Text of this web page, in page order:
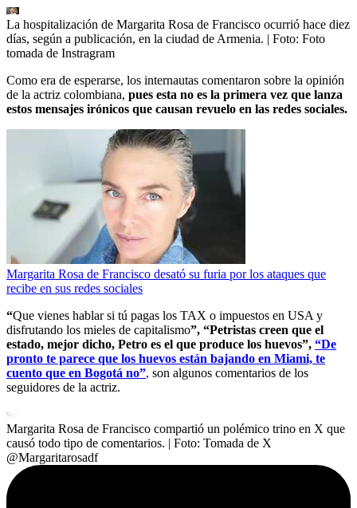
La hospitalización de Margarita Rosa de Francisco ocurrió hace diez
días, según a publicación, en la ciudad de Armenia. | Foto: Foto
tomada de Instragram
Como era de esperarse, los internautas comentaron sobre la opinión
de la actriz colombiana, pues esta no es la primera vez que lanza
estos mensajes irónicos que causan revuelo en las redes sociales.
Margarita Rosa de Francisco desató su furia por los ataques que
recibe en sus redes sociales
“Que vienes hablar si tú pagas los TAX o impuestos en USA y
disfrutando los mieles de capitalismo”, “Petristas creen que el
estado, mejor dicho, Petro es el que produce los huevos”, “De
pronto te parece que los huevos están bajando en Miami, te
cuento que en Bogotá no”, son algunos comentarios de los
seguidores de la actriz.
Margarita Rosa de Francisco compartió un polémico trino en X que
causó todo tipo de comentarios. | Foto: Tomada de X
@Margaritarosadf